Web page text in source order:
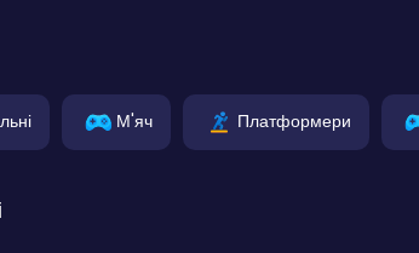
М'яч Платформери